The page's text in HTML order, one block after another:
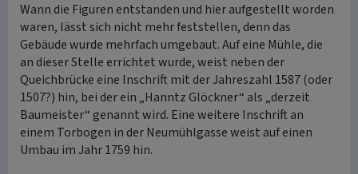
Wann die Figuren entstanden und hier aufgestellt worden
waren, lässt sich nicht mehr feststellen, denn das
Gebäude wurde mehrfach umgebaut. Auf eine Mühle, die
an dieser Stelle errichtet wurde, weist neben der
Queichbrücke eine Inschrift mit der Jahreszahl 1587 (oder
1507?) hin, bei der ein „Hanntz Glöckner“ als „derzeit
Baumeister“ genannt wird. Eine weitere Inschrift an
einem Torbogen in der Neumühlgasse weist auf einen
Umbau im Jahr 1759 hin.